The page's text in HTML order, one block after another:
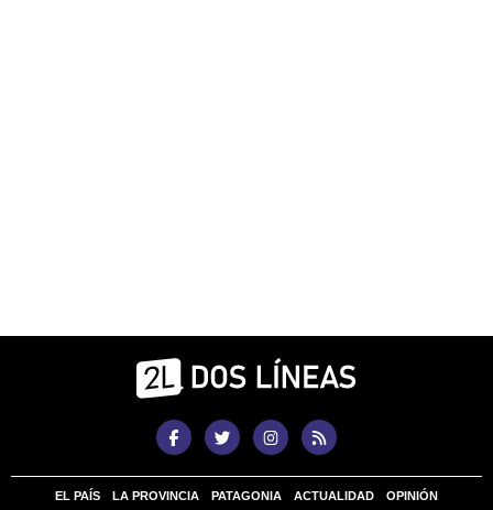
EL PAÍS LA PROVINCIA PATAGONIA ACTUALIDAD OPINIÓN